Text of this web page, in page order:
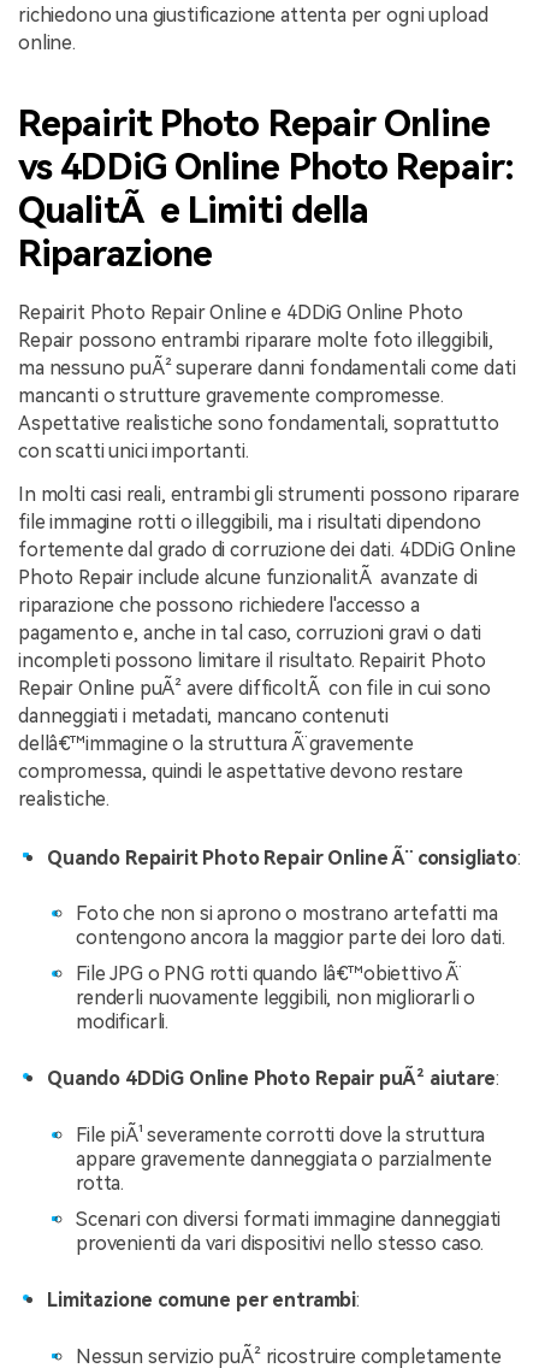
richiedono una giustificazione attenta per ogni upload
online.
Repairit Photo Repair Online
vs 4DDiG Online Photo Repair:
QualitÃ e Limiti della
Riparazione
Repairit Photo Repair Online e 4DDiG Online Photo
Repair possono entrambi riparare molte foto illeggibili,
ma nessuno puÃ² superare danni fondamentali come dati
mancanti o strutture gravemente compromesse.
Aspettative realistiche sono fondamentali, soprattutto
con scatti unici importanti.
In molti casi reali, entrambi gli strumenti possono riparare
file immagine rotti o illeggibili, ma i risultati dipendono
fortemente dal grado di corruzione dei dati. 4DDiG Online
Photo Repair include alcune funzionalitÃ avanzate di
riparazione che possono richiedere l'accesso a
pagamento e, anche in tal caso, corruzioni gravi o dati
incompleti possono limitare il risultato. Repairit Photo
Repair Online puÃ² avere difficoltÃ con file in cui sono
danneggiati i metadati, mancano contenuti
dellâ€™immagine o la struttura Ã¨ gravemente
compromessa, quindi le aspettative devono restare
realistiche.
Quando Repairit Photo Repair Online Ã¨ consigliato:
Foto che non si aprono o mostrano artefatti ma
contengono ancora la maggior parte dei loro dati.
File JPG o PNG rotti quando lâ€™obiettivo Ã¨
renderli nuovamente leggibili, non migliorarli o
modificarli.
Quando 4DDiG Online Photo Repair puÃ² aiutare:
File piÃ¹ severamente corrotti dove la struttura
appare gravemente danneggiata o parzialmente
rotta.
Scenari con diversi formati immagine danneggiati
provenienti da vari dispositivi nello stesso caso.
Limitazione comune per entrambi:
Nessun servizio puÃ² ricostruire completamente